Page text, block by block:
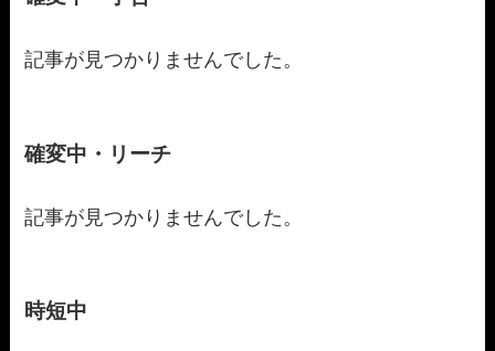
記事が見つかりませんでした。
確変中・リーチ
記事が見つかりませんでした。
時短中